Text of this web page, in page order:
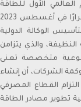
العالمي الأول للطاقة
النظيفة إثر اعتماد الجمعية العامة للأمم المتحدة قرارًا في أغسطس 2023
لتأسيس الوكالة الدولية
عالميًا للطاقة النظيفة، والذي يتزامن
نوعية متخصصة تعنى
الشركات، أن إنشاء
القطاع المصرفي
تطوير مصادر الطاقة
Sheikh
holding